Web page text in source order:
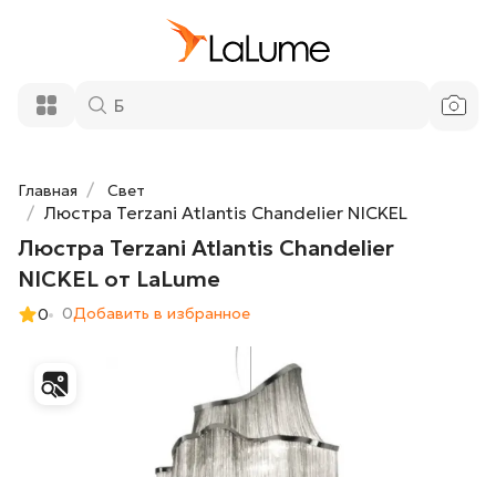
Главная Свет
Люстра Terzani Atlantis Chandelier NICKEL
Люстра Terzani Atlantis Chandelier
NICKEL от LaLume
0 0Добавить в избранное
NICKEL от LaLume